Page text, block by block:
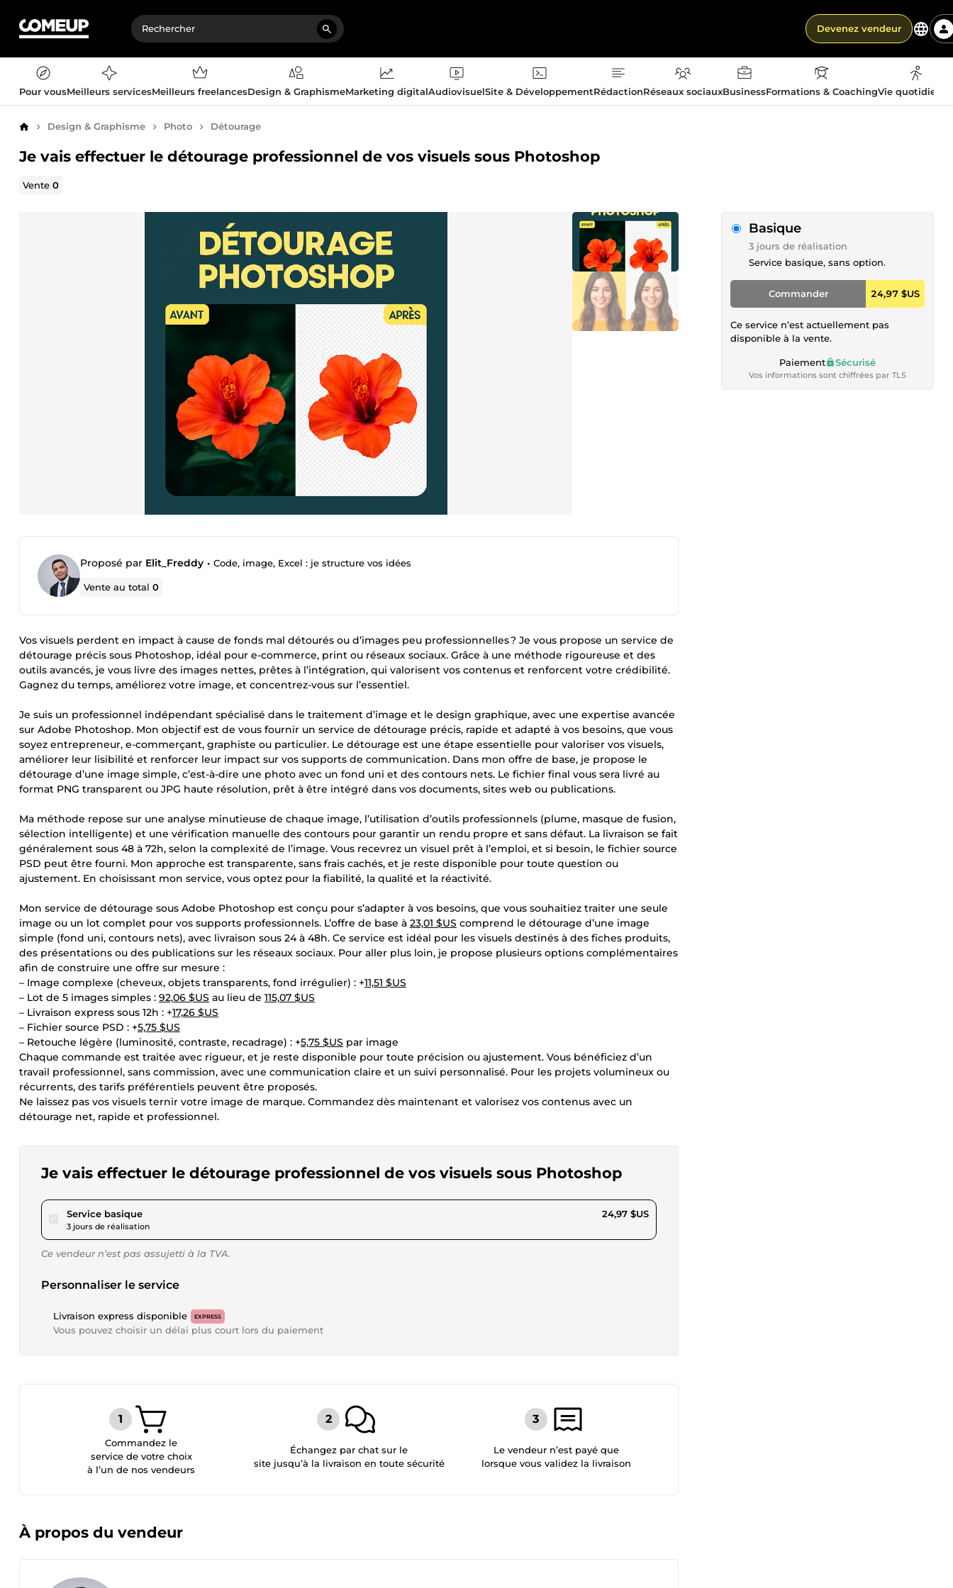
Devenez vendeur
Pour vousMeilleurs servicesMeilleurs freelancesDesign & GraphismeMarketing digitalAudiovisuelSite & DéveloppementRédactionRéseaux sociauxBusinessFormations & CoachingVie
AccueilDesign & Graphisme Photo Détourage
Je vais effectuer le détourage professionnel de vos visuels sous Photoshop
Vente0
Proposé par Elit_Freddy • Code, image, Excel : je structure vos idées
Vente au total0
Vos visuels perdent en impact à cause de fonds mal détourés ou d’images peu professionnelles ? Je vous propose un service de
détourage précis sous Photoshop, idéal pour e-commerce, print ou réseaux sociaux. Grâce à une méthode rigoureuse et des
outils avancés, je vous livre des images nettes, prêtes à l’intégration, qui valorisent vos contenus et renforcent votre crédibilité.
Gagnez du temps, améliorez votre image, et concentrez-vous sur l’essentiel.
Je suis un professionnel indépendant spécialisé dans le traitement d’image et le design graphique, avec une expertise avancée
sur Adobe Photoshop. Mon objectif est de vous fournir un service de détourage précis, rapide et adapté à vos besoins, que vous
soyez entrepreneur, e-commerçant, graphiste ou particulier. Le détourage est une étape essentielle pour valoriser vos visuels,
améliorer leur lisibilité et renforcer leur impact sur vos supports de communication. Dans mon offre de base, je propose le
détourage d’une image simple, c’est-à-dire une photo avec un fond uni et des contours nets. Le fichier final vous sera livré au
format PNG transparent ou JPG haute résolution, prêt à être intégré dans vos documents, sites web ou publications.
Ma méthode repose sur une analyse minutieuse de chaque image, l’utilisation d’outils professionnels (plume, masque de fusion,
sélection intelligente) et une vérification manuelle des contours pour garantir un rendu propre et sans défaut. La livraison se fait
généralement sous 48 à 72h, selon la complexité de l’image. Vous recevrez un visuel prêt à l’emploi, et si besoin, le fichier source
PSD peut être fourni. Mon approche est transparente, sans frais cachés, et je reste disponible pour toute question ou
ajustement. En choisissant mon service, vous optez pour la fiabilité, la qualité et la réactivité.
Mon service de détourage sous Adobe Photoshop est conçu pour s’adapter à vos besoins, que vous souhaitiez traiter une seule
image ou un lot complet pour vos supports professionnels. L’offre de base à 23,01 $US comprend le détourage d’une image
simple (fond uni, contours nets), avec livraison sous 24 à 48h. Ce service est idéal pour les visuels destinés à des fiches produits,
des présentations ou des publications sur les réseaux sociaux. Pour aller plus loin, je propose plusieurs options complémentaires
afin de construire une offre sur mesure :
– Image complexe (cheveux, objets transparents, fond irrégulier) : +11,51 $US
– Lot de 5 images simples : 92,06 $US au lieu de 115,07 $US
– Livraison express sous 12h : +17,26 $US
– Fichier source PSD : +5,75 $US
– Retouche légère (luminosité, contraste, recadrage) : +5,75 $US par image
Chaque commande est traitée avec rigueur, et je reste disponible pour toute précision ou ajustement. Vous bénéficiez d’un
travail professionnel, sans commission, avec une communication claire et un suivi personnalisé. Pour les projets volumineux ou
récurrents, des tarifs préférentiels peuvent être proposés.
Ne laissez pas vos visuels ternir votre image de marque. Commandez dès maintenant et valorisez vos contenus avec un
détourage net, rapide et professionnel.
Je vais effectuer le détourage professionnel de vos visuels sous Photoshop
Service basiquepour 23,01 $US
3 jours de réalisation
24,97 $US
Ce vendeur n’est pas assujetti à la TVA.
Personnaliser le service
Livraison express disponible EXPRESS
Vous pouvez choisir un délai plus court lors du paiement
Basique
3 jours de réalisation
Service basique, sans option.
Commander 24,97 $US
Ce service n’est actuellement pas
disponible à la vente.
Paiement Sécurisé
Vos informations sont chiffrées par TLS
Commandez le
service de votre choix
à l’un de nos vendeurs
Échangez par chat sur le
site jusqu’à la livraison en toute sécurité
Le vendeur n’est payé que
lorsque vous validez la livraison
À propos du vendeur